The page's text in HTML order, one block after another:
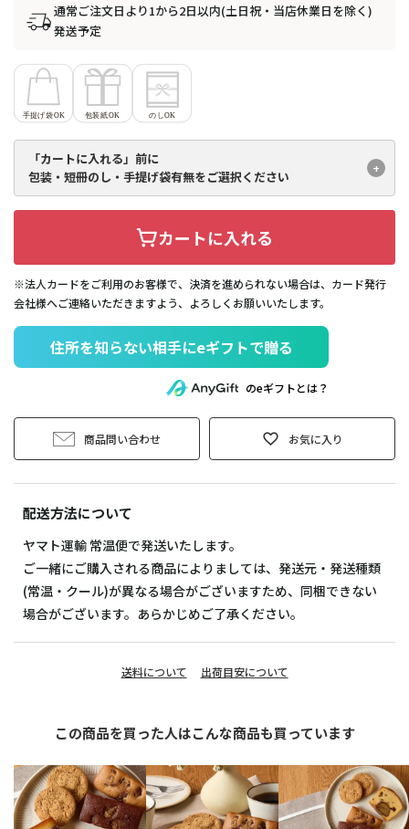
通常ご注文日より1から2日以内(土日祝・当店休業日を除く)
発送予定
「カートに入れる」前に
包装・短冊のし・手提げ袋有無をご選択ください
カートに入れる
※法人カードをご利用のお客様で、決済を進められない場合は、カード発行
会社様へご連絡いただきますよう、よろしくお願いいたします。
住所を知らない相手にeギフトで贈る
のeギフトとは？
商品問い合わせ お気に入り
配送方法について
ヤマト運輸 常温便で発送いたします。
ご一緒にご購入される商品によりましては、発送元・発送種類
(常温・クール)が異なる場合がございますため、同梱できない
場合がございます。あらかじめご了承ください。
送料について 出荷目安について
この商品を買った人はこんな商品も買っています